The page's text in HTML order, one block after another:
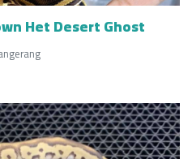
Het Desert Ghost